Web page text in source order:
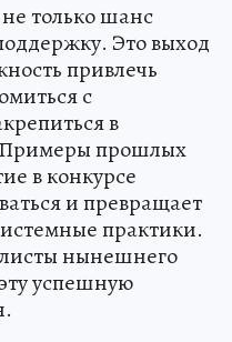
только шанс
Это выход
привлечь
с
в
Примеры прошлых
в конкурсе
и превращает
практики.
нынешнего
успешную